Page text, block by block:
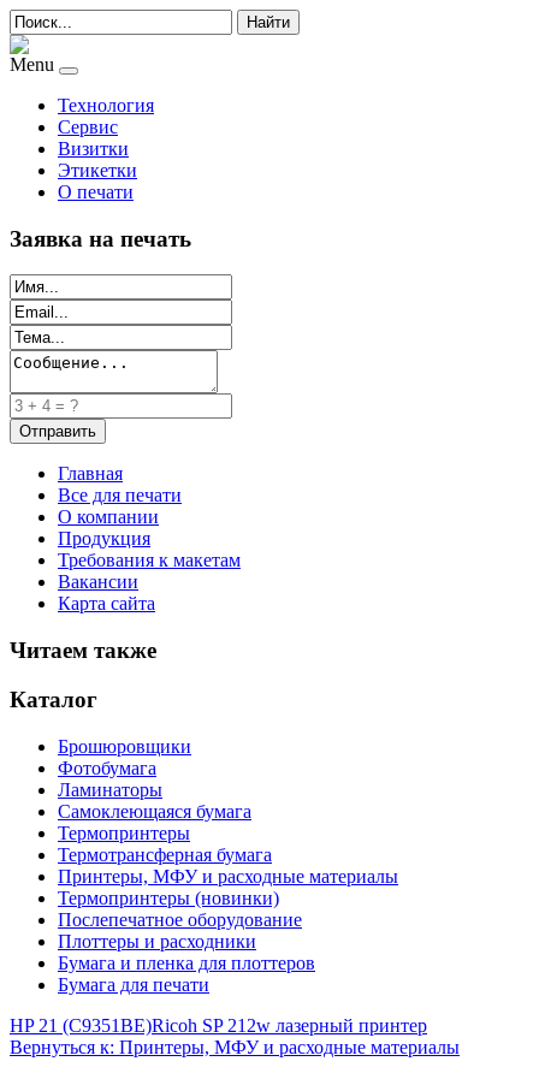
Найти
Menu
Технология
Сервис
Визитки
Этикетки
О печати
Заявка на печать
Главная
Все для печати
О компании
Продукция
Требования к макетам
Вакансии
Карта сайта
Читаем также
Каталог
Брошюровщики
Фотобумага
Ламинаторы
Самоклеющаяся бумага
Термопринтеры
Термотрансферная бумага
Принтеры, МФУ и расходные материалы
Термопринтеры (новинки)
Послепечатное оборудование
Плоттеры и расходники
Бумага и пленка для плоттеров
Бумага для печати
HP 21 (C9351BE)Ricoh SP 212w лазерный принтер
Вернуться к: Принтеры, МФУ и расходные материалы